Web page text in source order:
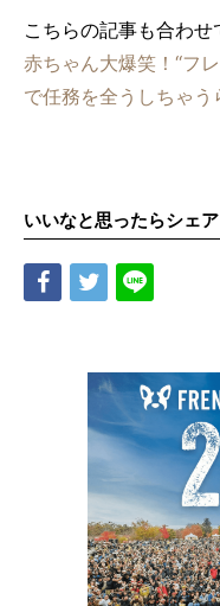
こちらの記事も合わせ
赤ちゃん大爆笑！“フ
で任務を全うしちゃう
いいなと思ったらシェア
Share Tweet